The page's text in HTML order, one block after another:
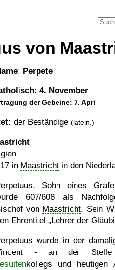
von
Perpete
4. November
der Gebeine: 7. April
der Beständige (latein.)
in Maastricht in den
Sohn eines
607/608 als
von Maastricht. Sein
Ehrentitel
Lehrer der
wurde in der
- an der Stelle
kollegs und heutigen